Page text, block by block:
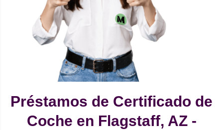
Préstamos de Certificado de
Coche en Flagstaff, AZ -